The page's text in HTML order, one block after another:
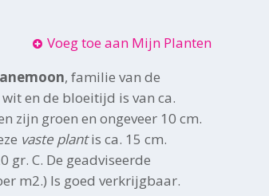
Voeg toe aan Mijn Planten
, familie van de
en de bloeitijd is van ca.
zijn groen en ongeveer 10 cm.
vaste plantis ca. 15 cm.
C. De geadviseerde
m2.) Is goed verkrijgbaar.